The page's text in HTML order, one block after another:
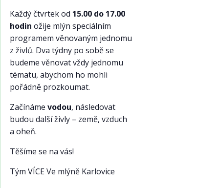
Každý čtvrtek od 15.00 do 17.00
hodin ožije mlýn speciálním
programem věnovaným jednomu
z živlů. Dva týdny po sobě se
budeme věnovat vždy jednomu
tématu, abychom ho mohli
pořádně prozkoumat.
Začínáme vodou, následovat
budou další živly – země, vzduch
a oheň.
Těšíme se na vás!
Tým VÍCE Ve mlýně Karlovice